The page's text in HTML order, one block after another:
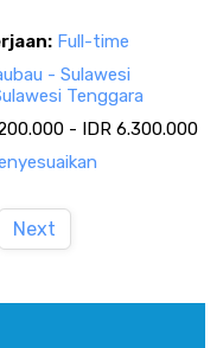
Full-time
- Sulawesi
Tenggara
- IDR 6.300.000
Next